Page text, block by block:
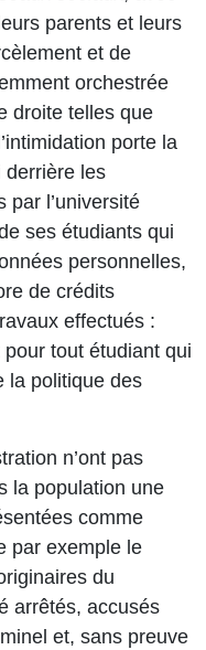
parents et leurs
et de
orchestrée
droite telles que
porte la
derrière les
par l’université
ses étudiants qui
personnelles,
de crédits
effectués :
tout étudiant qui
la politique des
n’ont pas
la population une
comme
par exemple le
du
arrêtés, accusés
et, sans preuve